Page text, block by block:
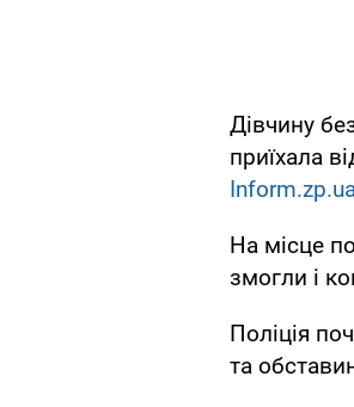
Дівчину
приїхала
На місце
змогли і
Поліція
та